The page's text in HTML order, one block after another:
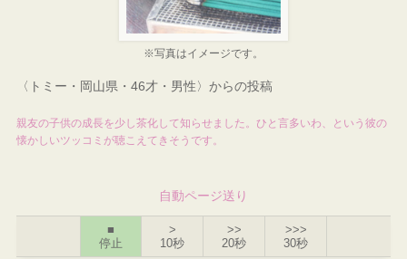
※写真はイメージです。
〈トミー・岡山県・46才・男性〉からの投稿
親友の子供の成長を少し茶化して知らせました。ひと言多いわ、という彼の
懐かしいツッコミが聴こえてきそうです。
自動ページ送り
■
停止
>
10秒
>>
20秒
>>>
30秒